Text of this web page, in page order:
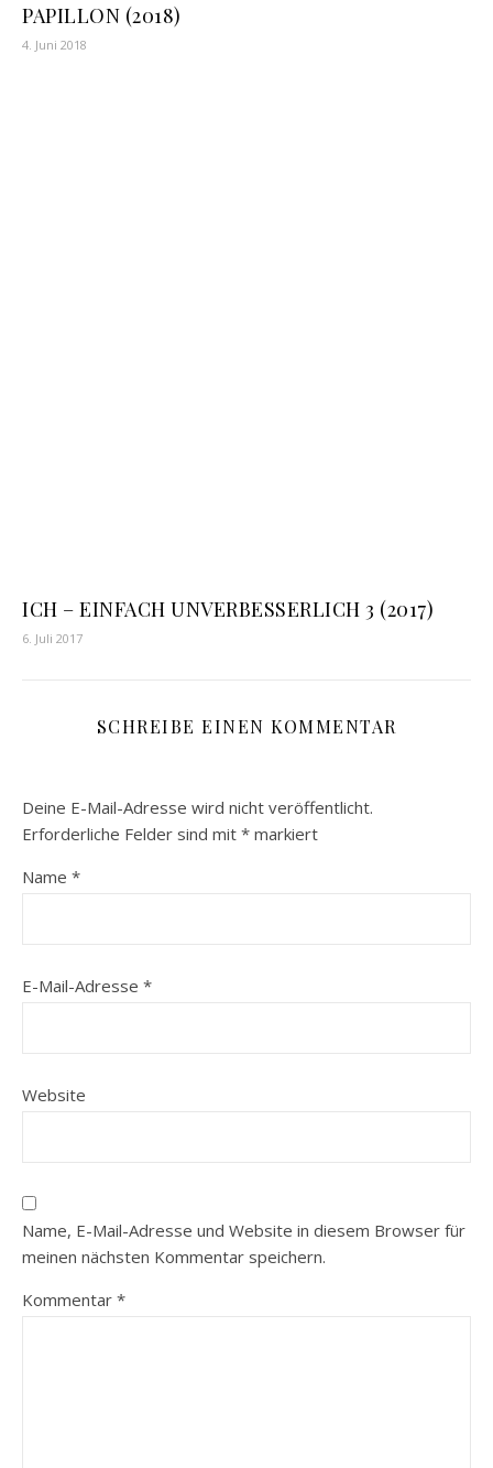
PAPILLON (2018)
4. Juni 2018
ICH – EINFACH UNVERBESSERLICH 3 (2017)
6. Juli 2017
SCHREIBE EINEN KOMMENTAR
Deine E-Mail-Adresse wird nicht veröffentlicht.
Erforderliche Felder sind mit * markiert
Name *
E-Mail-Adresse *
Website
Name, E-Mail-Adresse und Website in diesem Browser für
meinen nächsten Kommentar speichern.
Kommentar *